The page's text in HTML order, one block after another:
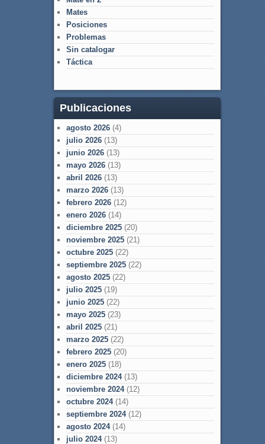
Mates
Posiciones
Problemas
Sin catalogar
Táctica
Publicaciones
agosto 2026(4)
julio 2026(13)
junio 2026(13)
mayo 2026(13)
abril 2026(13)
marzo 2026(13)
febrero 2026(12)
enero 2026(14)
diciembre 2025(20)
noviembre 2025(21)
octubre 2025(22)
septiembre 2025(22)
agosto 2025(22)
julio 2025(19)
junio 2025(22)
mayo 2025(23)
abril 2025(21)
marzo 2025(22)
febrero 2025(20)
enero 2025(18)
diciembre 2024(13)
noviembre 2024(12)
octubre 2024(14)
septiembre 2024(12)
agosto 2024(14)
julio 2024(13)